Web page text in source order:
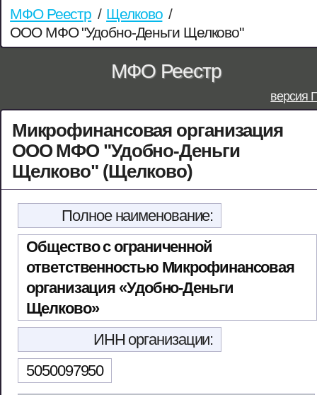
МФО Реестр / Щелково /
ООО МФО "Удобно-Деньги Щелково"
МФО Реестр
версия
Микрофинансовая организация
ООО МФО "Удобно-Деньги
Щелково" (Щелково)
Полное наименование:
Общество с ограниченной
ответственностью Микрофинансовая
организация «Удобно-Деньги
Щелково»
ИНН организации:
5050097950